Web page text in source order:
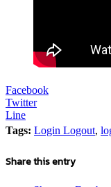
Facebook
Twitter
Line
Tags: Login Logout,
Share this entry